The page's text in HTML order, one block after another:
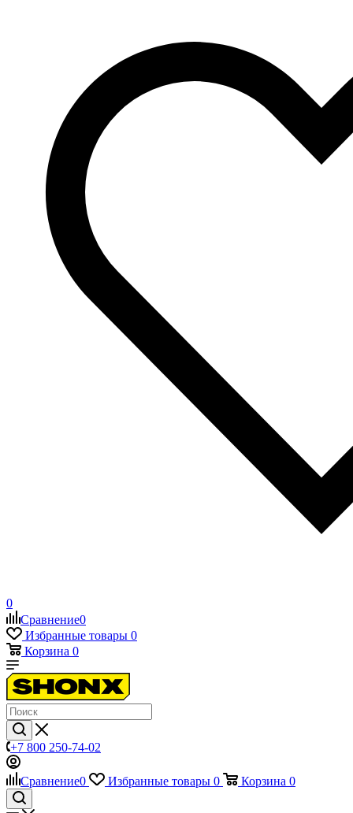
0
Сравнение0
Избранные товары 0
Корзина 0
+7 800 250-74-02
Сравнение0 Избранные товары 0 Корзина 0